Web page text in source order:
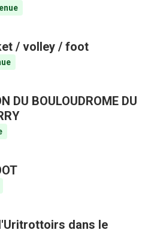
/ volley / foot
DU BOULOUDROME DU
dans le